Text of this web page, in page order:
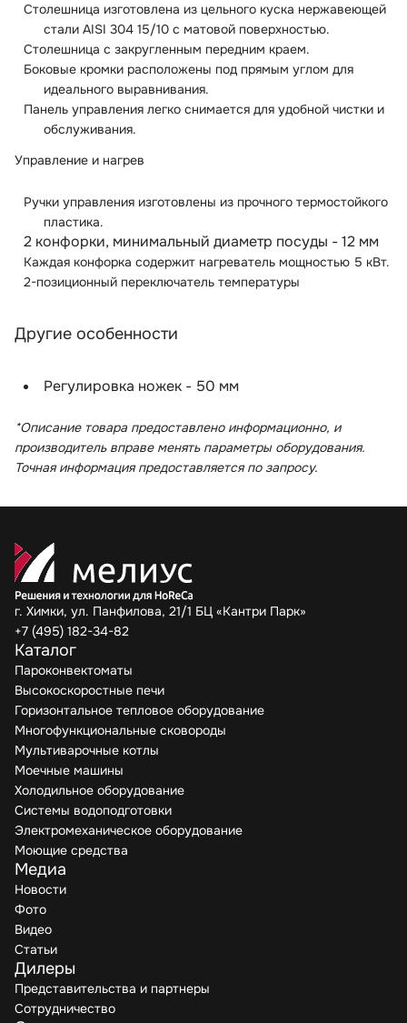
Столешница изготовлена из цельного куска нержавеющей
стали AISI 304 15/10 с матовой поверхностью.
Столешница с закругленным передним краем.
Боковые кромки расположены под прямым углом для
идеального выравнивания.
Панель управления легко снимается для удобной чистки и
обслуживания.
Управление и нагрев
Ручки управления изготовлены из прочного термостойкого
пластика.
2 конфорки, минимальный диаметр посуды - 12 мм
Каждая конфорка содержит нагреватель мощностью 5 кВт.
2-позиционный переключатель температуры
Другие особенности
Регулировка ножек - 50 мм
*Описание товара предоставлено информационно, и
производитель вправе менять параметры оборудования.
Точная информация предоставляется по запросу.
г. Химки, ул. Панфилова, 21/1 БЦ «Кантри Парк»
+7 (495) 182-34-82
Каталог
Пароконвектоматы
Высокоскоростные печи
Горизонтальное тепловое оборудование
Многофункциональные сковороды
Мультиварочные котлы
Моечные машины
Холодильное оборудование
Системы водоподготовки
Электромеханическое оборудование
Моющие средства
Медиа
Новости
Фото
Видео
Статьи
Дилеры
Представительства и партнеры
Сотрудничество